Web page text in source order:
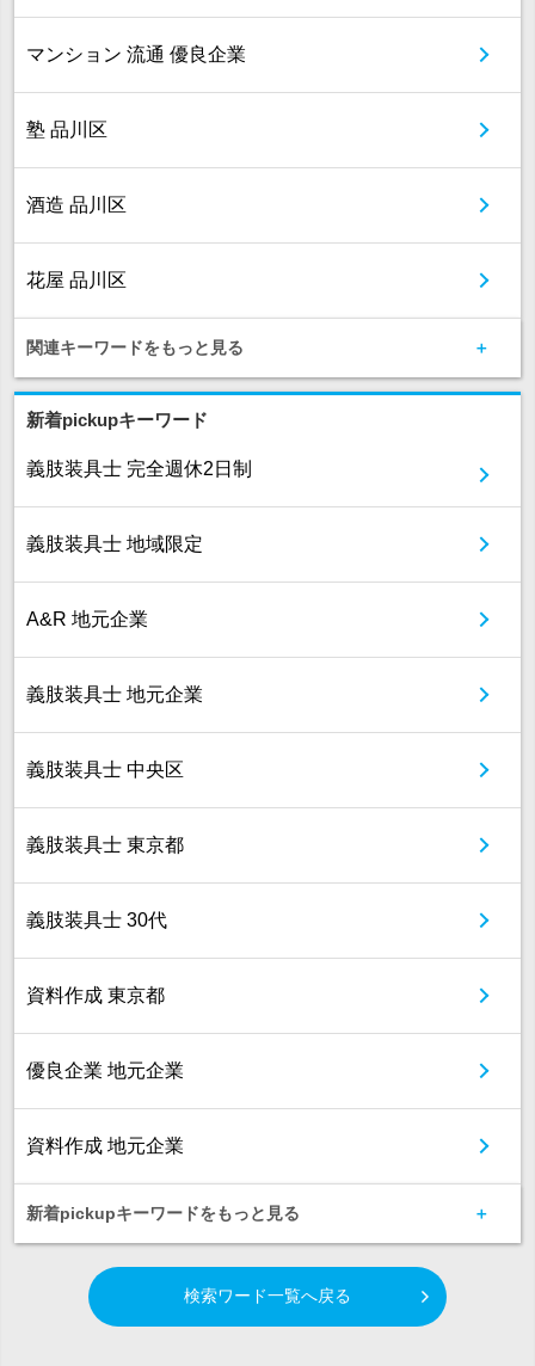
マンション 流通 優良企業
塾 品川区
酒造 品川区
花屋 品川区
関連キーワードをもっと見る
新着pickupキーワード
義肢装具士 完全週休2日制
義肢装具士 地域限定
A&R 地元企業
義肢装具士 地元企業
義肢装具士 中央区
義肢装具士 東京都
義肢装具士 30代
資料作成 東京都
優良企業 地元企業
資料作成 地元企業
新着pickupキーワードをもっと見る
検索ワード一覧へ戻る